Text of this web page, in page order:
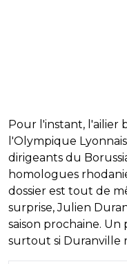
Pour l'instant, l'ailier
l'Olympique
dirigeants du
homologues
dossier est tout de
surprise, Julien
saison prochaine.
surtout si Duranville